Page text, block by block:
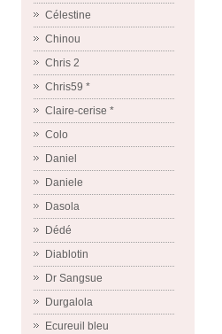
Célestine
Chinou
Chris 2
Chris59 *
Claire-cerise *
Colo
Daniel
Daniele
Dasola
Dédé
Diablotin
Dr Sangsue
Durgalola
Ecureuil bleu